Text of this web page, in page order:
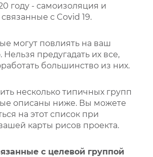
году - самоизоляция и
с Covid 19.
могут повлиять на ваш
Нельзя предугадать их все,
большинство из них.
несколько типичных групп
описаны ниже. Вы можете
на этот список при
карты рисов проекта.
с целевой группой